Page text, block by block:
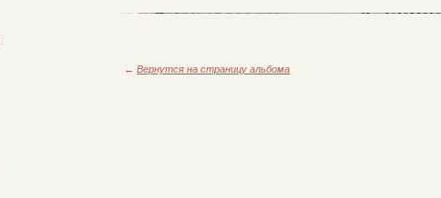
← Вернутся на страницу альбома